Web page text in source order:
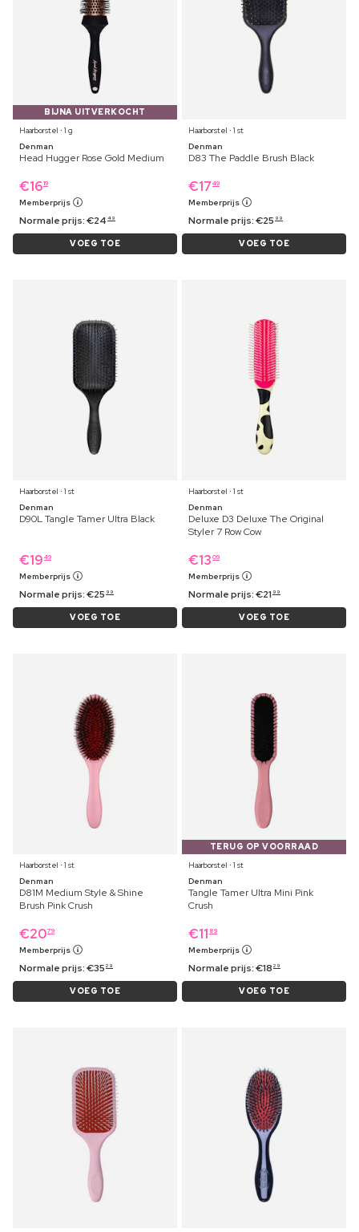
BIJNA UITVERKOCHT
Haarborstel ⋅ 1 g
Denman
Head Hugger Rose Gold Medium
€1619
Memberprijs
Normale prijs:€24 49
VOEG TOE
Haarborstel ⋅ 1 st
Denman
D83 The Paddle Brush Black
€17 49
Memberprijs
Normale prijs:€25 99
VOEG TOE
Haarborstel ⋅ 1 st
Denman
D90L Tangle Tamer Ultra Black
€19 49
Memberprijs
Normale prijs:€25 99
VOEG TOE
Haarborstel ⋅ 1 st
Denman
Deluxe D3 Deluxe The Original
Styler 7 Row Cow
€13 09
Memberprijs
Normale prijs:€21 99
VOEG TOE
Haarborstel ⋅ 1 st
Denman
D81M Medium Style & Shine
Brush Pink Crush
€2079
Memberprijs
Normale prijs:€35 29
VOEG TOE
TERUG OP VOORRAAD
Haarborstel ⋅ 1 st
Denman
Tangle Tamer Ultra Mini Pink
Crush
€11 89
Memberprijs
Normale prijs:€18 29
VOEG TOE